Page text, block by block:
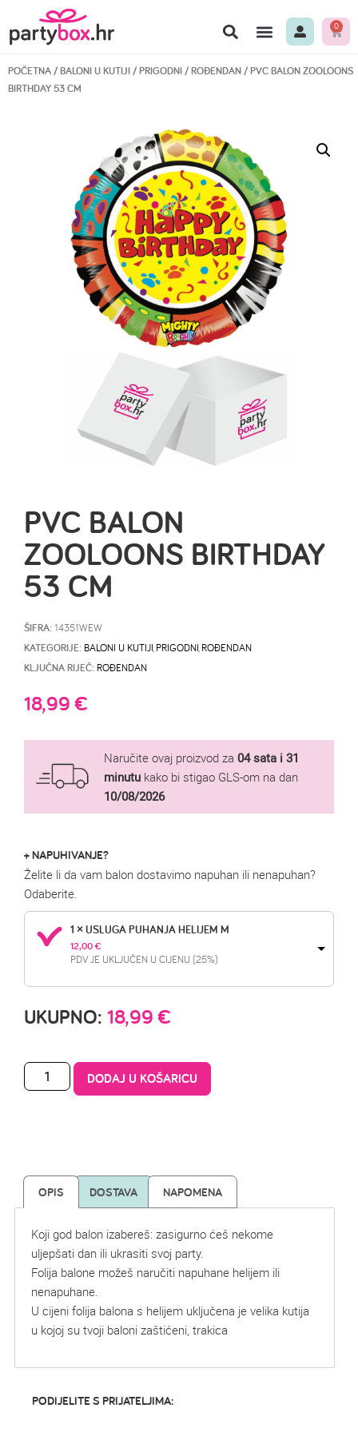
0
POČETNA/BALONI U KUTIJI/PRIGODNI/ROĐENDAN/ PVC BALON ZOOLOONS
BIRTHDAY 53 CM
PVC BALON
ZOOLOONS BIRTHDAY
53 CM
ŠIFRA: 14351WEW
KATEGORIJE: BALONI U KUTIJI PRIGODNI ROĐENDAN
KLJUČNA RIJEČ: ROĐENDAN
18,99€
Naručite ovaj proizvod za 04 sata i 31
minutu kako bi stigao GLS-om na dan
10/08/2026
+ NAPUHIVANJE?
Želite li da vam balon dostavimo napuhan ili nenapuhan?
Odaberite.
1 × USLUGA PUHANJA HELIJEM M
12,00 €
PDV JE UKLJUČEN U CIJENU (25%)
UKUPNO: 18,99€
DODAJ U KOŠARICU
OPIS DOSTAVA NAPOMENA
Koji god balon izabereš: zasigurno ćeš nekome
uljepšati dan ili ukrasiti svoj party.
Folija balone možeš naručiti napuhane helijem ili
nenapuhane.
U cijeni folija balona s helijem uključena je velika kutija
u kojoj su tvoji baloni zaštićeni, trakica
PODIJELITE S PRIJATELJIMA: